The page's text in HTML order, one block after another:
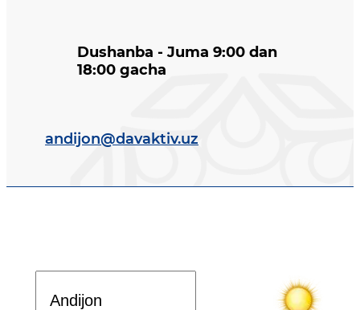
Dushanba - Juma 9:00 dan
18:00 gacha
andijon@davaktiv.uz